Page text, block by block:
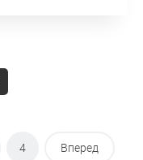
4 Вперед